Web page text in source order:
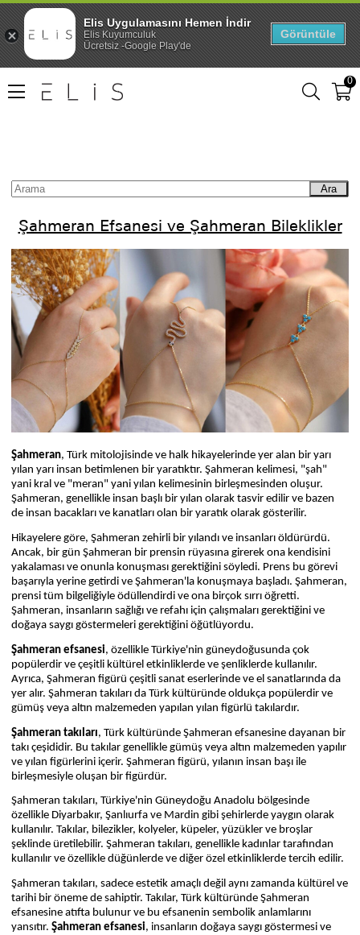
0
Ara
Şahmeran Efsanesi ve Şahmeran Bileklikler
Şahmeran, Türk mitolojisinde ve halk hikayelerinde yer alan bir yarı
yılan yarı insan betimlenen bir yaratıktır. Şahmeran kelimesi, "şah"
yani kral ve "meran" yani yılan kelimesinin birleşmesinden oluşur.
Şahmeran, genellikle insan başlı bir yılan olarak tasvir edilir ve bazen
de insan bacakları ve kanatları olan bir yaratık olarak gösterilir.
Hikayelere göre, Şahmeran zehirli bir yılandı ve insanları öldürürdü.
Ancak, bir gün Şahmeran bir prensin rüyasına girerek ona kendisini
yakalaması ve onunla konuşması gerektiğini söyledi. Prens bu görevi
başarıyla yerine getirdi ve Şahmeran'la konuşmaya başladı. Şahmeran,
prensi tüm bilgeliğiyle ödüllendirdi ve ona birçok sırrı öğretti.
Şahmeran, insanların sağlığı ve refahı için çalışmaları gerektiğini ve
doğaya saygı göstermeleri gerektiğini öğütlüyordu.
Şahmeran efsanesi, özellikle Türkiye'nin güneydoğusunda çok
popülerdir ve çeşitli kültürel etkinliklerde ve şenliklerde kullanılır.
Ayrıca, Şahmeran figürü çeşitli sanat eserlerinde ve el sanatlarında da
yer alır. Şahmeran takıları da Türk kültüründe oldukça popülerdir ve
gümüş veya altın malzemeden yapılan yılan figürlü takılardır.
Şahmeran takıları, Türk kültüründe Şahmeran efsanesine dayanan bir
takı çeşididir. Bu takılar genellikle gümüş veya altın malzemeden yapılır
ve yılan figürlerini içerir. Şahmeran figürü, yılanın insan başı ile
birleşmesiyle oluşan bir figürdür.
Şahmeran takıları, Türkiye'nin Güneydoğu Anadolu bölgesinde
özellikle Diyarbakır, Şanlıurfa ve Mardin gibi şehirlerde yaygın olarak
kullanılır. Takılar, bilezikler, kolyeler, küpeler, yüzükler ve broşlar
şeklinde üretilebilir. Şahmeran takıları, genellikle kadınlar tarafından
kullanılır ve özellikle düğünlerde ve diğer özel etkinliklerde tercih edilir.
Şahmeran takıları, sadece estetik amaçlı değil aynı zamanda kültürel ve
tarihi bir öneme de sahiptir. Takılar, Türk kültüründe Şahmeran
efsanesine atıfta bulunur ve bu efsanenin sembolik anlamlarını
yansıtır.Şahmeran efsanesi, insanların doğaya saygı göstermesi ve
Elis Uygulamasını Hemen İndir
Elis Kuyumculuk
Ücretsiz -Google Play'de
Görüntüle